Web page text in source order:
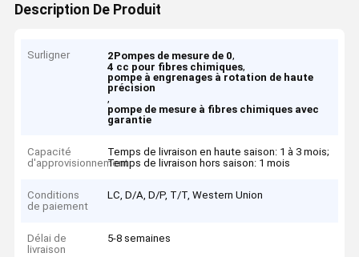
Description De Produit
Surligner 2Pompes de mesure de 0,
4 cc pour fibres chimiques,
pompe à engrenages à rotation de haute
précision
,
pompe de mesure à fibres chimiques avec
garantie
Capacité
d'approvisionnement
Temps de livraison en haute saison: 1 à 3 mois;
Temps de livraison hors saison: 1 mois
Conditions
de paiement
LC, D/A, D/P, T/T, Western Union
Délai de
livraison
5-8 semaines